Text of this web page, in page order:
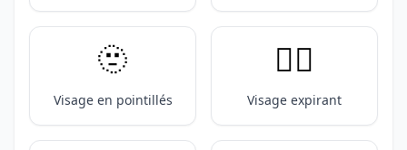
🫥
Visage en pointillés
😮‍💨
Visage expirant